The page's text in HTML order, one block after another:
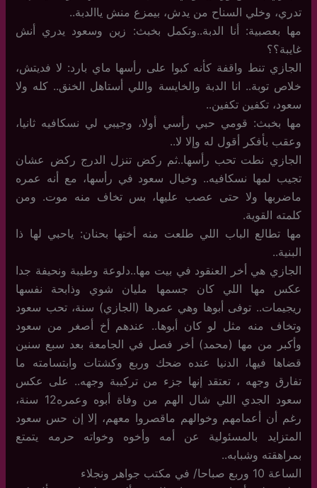
تدري، وخلي السناح من يدش، بيمزع منش ياالدبة..
مها بعصبية: أنا الدبة..وتكمل بخبث: زين وسعود يدري أنش
غايبة؟؟
الجازي تنط واقفة كأنه كبوا على رأسها ماي بارد: لا فديتش،
خلاص توبة.. انا الدبة والخايسة واللي أستاهل الخنق.. كله ولا
سعود، تكفين تكفين..
مها بخبث: قومي حبي رأسي أولا، وجيبي لي نسكافيه ثانيا،
وعقب بأفكر أقول له وإلا لا..
الجازي نطت تحب رأسها..ثم ركض تنزل الدرج ركض عشان
تجيب لمها نسكافيه.. وخيال سعود في رأسها، مع أنه عمره
ماضربها ولا حتى عصب عليها، بس تخاف منه موت. ومن
كلمته القوية.
مها تطالع الباب اللي طلعت منه أختها بحنان: ياحبي لها ذا
البنية..
الجازي هي أخر العنقود في بيت مها..دلوعة وطيبة ونحيفة جدا
عكس مها اللي كان جسمها مليان شوي وذابحة نفسها
ريجيمات.. توفى أبوها وهي عمرها (الجازي) سنة، تحب سعود
وتخاف منه مثل لو كان أبوها.. عندهم أخ أصغر من سعود
وأكبر من مها (محمد) أخر فصل في الجامعة بعد سبع سنين
قضاها فيها، الدنيا عنده ضحك وربع وكشتات وابتسامته ما
تفارق وجهه ، تعتقد إنها جزء من تركيبة وجهه.. على عكس
سعود الجدي اللي شال الهم من وفاة أبوه وعمره12 سنة،
رغم أن أعمامهم وخوالهم ماقصروا معهم، إلا إن حس سعود
المتزايد بالمسئولية عن أمه وأخوه وخواته حرمه يتمتع
بمراهقته وشبابه..
الساعة 10 وربع صباحا/ في مكتب جواهر ونجلاء